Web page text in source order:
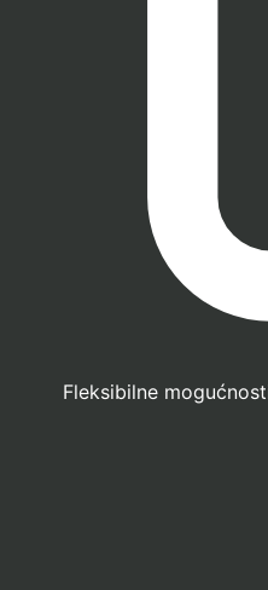
Fleksibilne